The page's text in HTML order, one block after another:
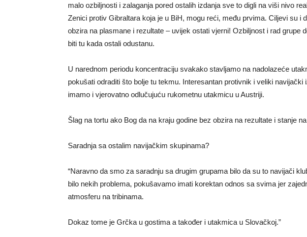
malo ozbiljnosti i zalaganja pored ostalih izdanja sve to digli na viši nivo
Zenici protiv Gibraltara koja je u BiH, mogu reći, među prvima. Ciljevi su i
obzira na plasmane i rezultate – uvijek ostati vjerni! Ozbiljnost i rad grupe
biti tu kada ostali odustanu.
U narednom periodu koncentraciju svakako stavljamo na nadolazeće
pokušati odraditi što bolje tu tekmu. Interesantan protivnik i veliki navijački
imamo i vjerovatno odlučujuću rukometnu utakmicu u Austriji.
Šlag na tortu ako Bog da na kraju godine bez obzira na rezultate i stanje
Saradnja sa ostalim navijačkim skupinama?
“Naravno da smo za saradnju sa drugim grupama bilo da su to navijači
bilo nekih problema, pokušavamo imati korektan odnos sa svima jer
atmosferu na tribinama.
Dokaz tome je Grčka u gostima a također i utakmica u Slovačkoj.”